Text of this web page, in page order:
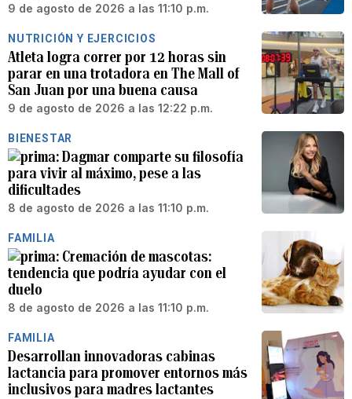
9 de agosto de 2026 a las 11:10 p.m.
NUTRICIÓN Y EJERCICIOS
Atleta logra correr por 12 horas sin
parar en una trotadora en The Mall of
San Juan por una buena causa
9 de agosto de 2026 a las 12:22 p.m.
BIENESTAR
Dagmar comparte su filosofía
para vivir al máximo, pese a las
dificultades
8 de agosto de 2026 a las 11:10 p.m.
FAMILIA
Cremación de mascotas:
tendencia que podría ayudar con el
duelo
8 de agosto de 2026 a las 11:10 p.m.
FAMILIA
Desarrollan innovadoras cabinas
lactancia para promover entornos más
inclusivos para madres lactantes